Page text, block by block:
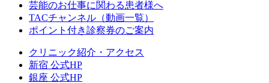
芸能のお仕事に関わる患者様へ
TACチャンネル（動画一覧）
ポイント付き診察券のご案内
クリニック紹介・アクセス
新宿 公式HP
銀座 公式HP